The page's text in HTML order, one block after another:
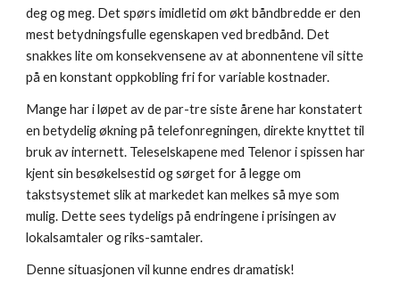
deg og meg. Det spørs imidletid om økt båndbredde er den
mest betydningsfulle egenskapen ved bredbånd. Det
snakkes lite om konsekvensene av at abonnentene vil sitte
på en konstant oppkobling fri for variable kostnader.
Mange har i løpet av de par-tre siste årene har konstatert
en betydelig økning på telefonregningen, direkte knyttet til
bruk av internett. Teleselskapene med Telenor i spissen har
kjent sin besøkelsestid og sørget for å legge om
takstsystemet slik at markedet kan melkes så mye som
mulig. Dette sees tydeligs på endringene i prisingen av
lokalsamtaler og riks-samtaler.
Denne situasjonen vil kunne endres dramatisk!